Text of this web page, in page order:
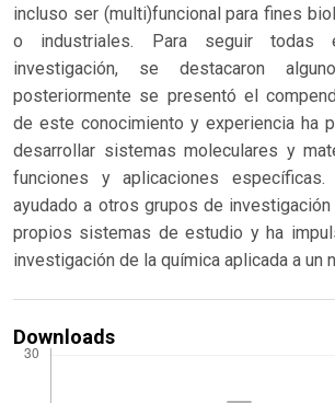
incluso ser (multi)funcional para fines
o industriales. Para seguir todas
investigación, se destacaron
posteriormente se presentó el
de este conocimiento y experiencia ha
desarrollar sistemas moleculares y
funciones y aplicaciones
ayudado a otros grupos de
propios sistemas de estudio y ha
investigación de la química aplicada a un
Downloads